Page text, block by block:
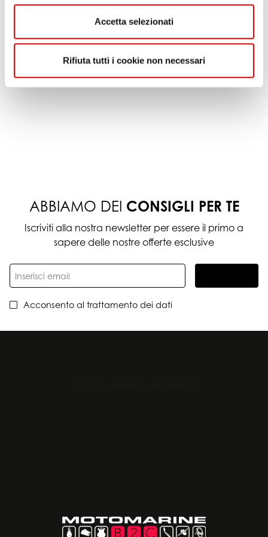
Accetta selezionati
Rifiuta tutti i cookie non necessari
ABBIAMO DEI CONSIGLI PER TE
Iscriviti alla nostra newsletter per essere il primo a
sapere delle nostre offerte esclusive
Acconsento al trattamento dei dati